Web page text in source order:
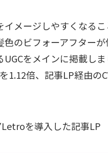
メージしやすくなる
のビフォーアフター
をメインに掲載し
1.12倍、記事LP経由の
を導入した記事LP